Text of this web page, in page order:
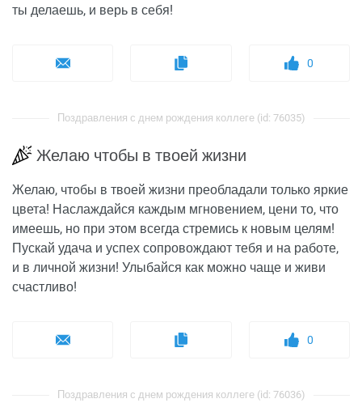
ты делаешь, и верь в себя!
0
Поздравления с днем рождения коллеге (id: 76035)
Желаю чтобы в твоей жизни
Желаю, чтобы в твоей жизни преобладали только яркие
цвета! Наслаждайся каждым мгновением, цени то, что
имеешь, но при этом всегда стремись к новым целям!
Пускай удача и успех сопровождают тебя и на работе,
и в личной жизни! Улыбайся как можно чаще и живи
счастливо!
0
Поздравления с днем рождения коллеге (id: 76036)